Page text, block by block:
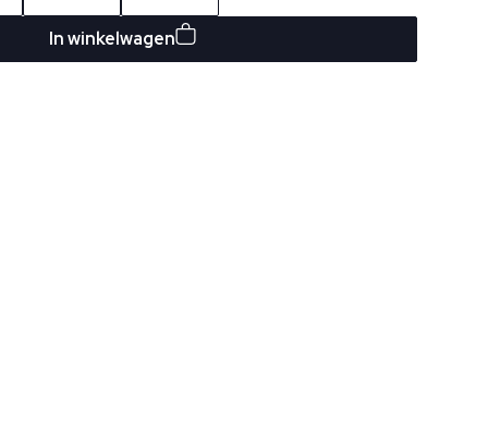
In winkelwagen